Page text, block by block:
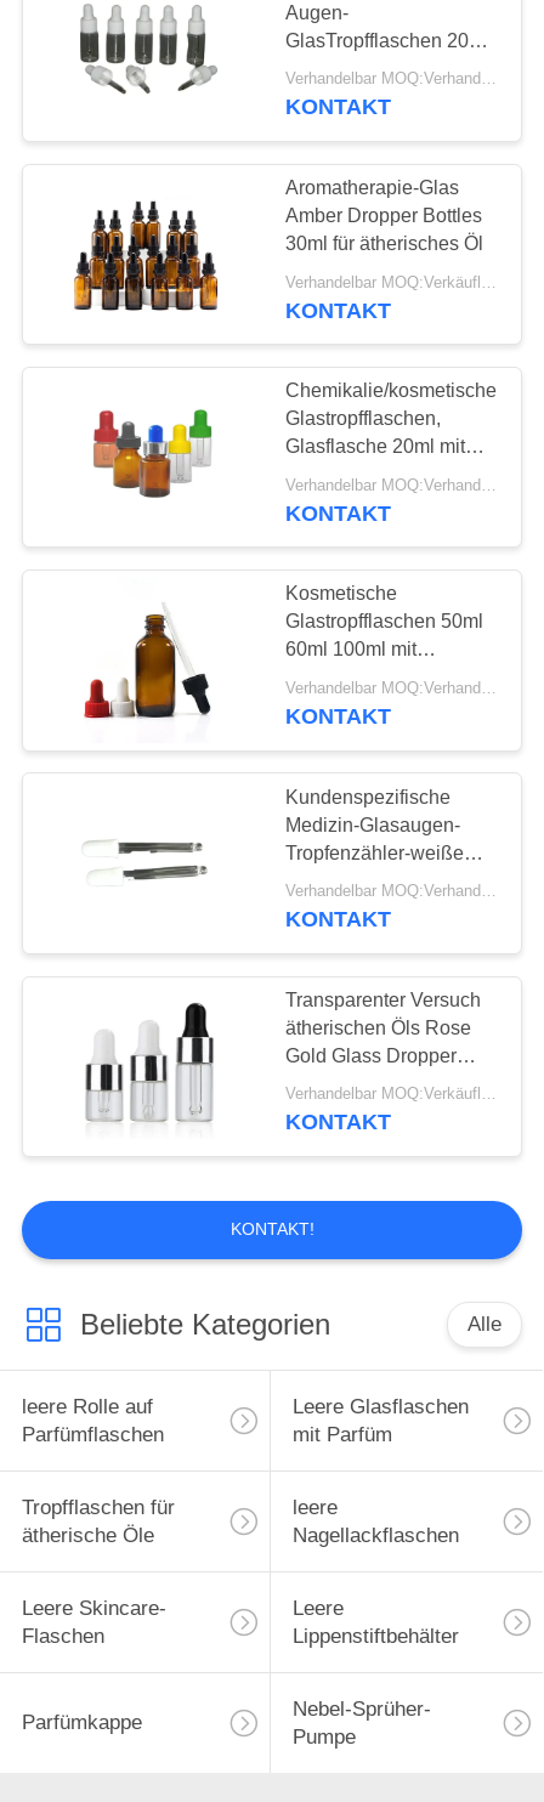
Augen-
GlasTropfflaschen 20ml
30ml 50ml mit genauer
Skala
Verhandelbar MOQ:Verhandelbar
KONTAKT
Aromatherapie-Glas
Amber Dropper Bottles
30ml für ätherisches Öl
KONTAKT
Chemikalie/kosmetische
Glastropfflaschen,
Glasflasche 20ml mit
Eyedropper-Kappe
KONTAKT
Kosmetische
Glastropfflaschen 50ml
60ml 100ml mit
Bescheinigung ISO
9001
Verhandelbar MOQ:Verhandelbar
KONTAKT
Kundenspezifische
Medizin-Glasaugen-
Tropfenzähler-weiße
Spitze 30ml 50ml für
flüssige Lieferung
Verhandelbar MOQ:Verhandelbar
KONTAKT
Transparenter Versuch
ätherischen Öls Rose
Gold Glass Dropper
Bottles 1ml 2ml 3ml 5ml
Beispiel
Verhandelbar MOQ:Verkäuflich
KONTAKT
KONTAKT!
Beliebte Kategorien Alle
leere Rolle auf
Parfümflaschen
Leere Glasflaschen
mit Parfüm
Tropfflaschen für
ätherische Öle
leere
Nagellackflaschen
Leere Skincare-
Flaschen
Leere
Lippenstiftbehälter
Parfümkappe
Nebel-Sprüher-
Pumpe